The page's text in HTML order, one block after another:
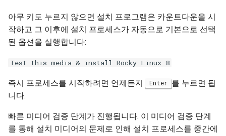
아무 키도 누르지 않으면 설치 프로그램은 카운트다운을 시
작하고 그 이후에 설치 프로세스가 자동으로 기본으로 선택
된 옵션을 실행합니다:
Test this media & install Rocky Linux 8
즉시 프로세스를 시작하려면 언제든지 Enter 를 누르면 됩
니다.
빠른 미디어 검증 단계가 진행됩니다. 이 미디어 검증 단계
를 통해 설치 미디어의 문제로 인해 설치 프로세스를 중간에